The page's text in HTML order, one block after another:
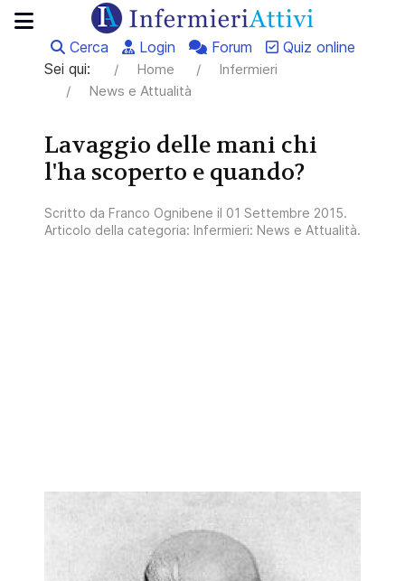
Cerca Login Forum
Quiz online
Sei qui:
Home
Infermieri
News e Attualità
Lavaggio delle mani chi
l'ha scoperto e quando?
Scritto da Franco Ognibene il 01 Settembre 2015.
Articolo della categoria: Infermieri: News e Attualità.